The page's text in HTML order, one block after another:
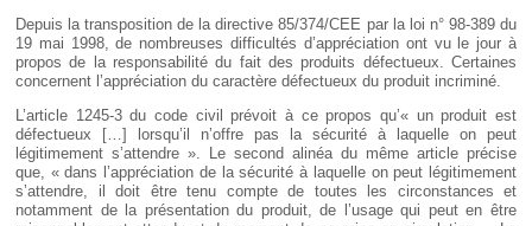
Depuis la transposition de la directive 85/374/CEE par la loi n° 98-389 du
19 mai 1998, de nombreuses difficultés d’appréciation ont vu le jour à
propos de la responsabilité du fait des produits défectueux. Certaines
concernent l’appréciation du caractère défectueux du produit incriminé.
L’article 1245-3 du code civil prévoit à ce propos qu’« un produit est
défectueux […] lorsqu’il n’offre pas la sécurité à laquelle on peut
légitimement s’attendre ». Le second alinéa du même article précise
que, « dans l’appréciation de la sécurité à laquelle on peut légitimement
s’attendre, il doit être tenu compte de toutes les circonstances et
notamment de la présentation du produit, de l’usage qui peut en être